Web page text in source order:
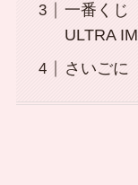
一番くじ
ULTRA
さいごに